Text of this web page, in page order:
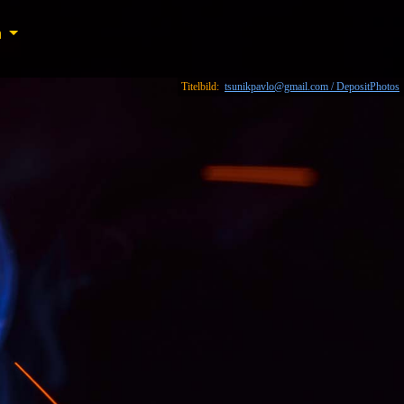
Titelbild: tsunikpavlo@gmail.com / DepositPhotos